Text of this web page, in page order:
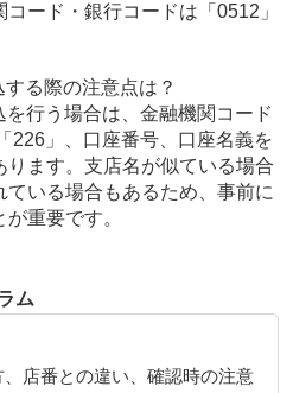
ード・銀行コードは「0512」
る際の注意点は？
行う場合は、金融機関コード
226」、口座番号、口座名義を
ります。支店名が似ている場合
いる場合もあるため、事前に
重要です。
ム
店番との違い、確認時の注意